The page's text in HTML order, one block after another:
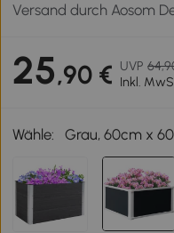
Versand durch Aosom
25,90 € UVP
Inkl.
Wähle: Grau, 60cm x